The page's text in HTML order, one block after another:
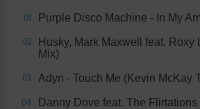
01 Purple Disco Machine - In My
02
Husky, Mark Maxwell feat.
Mix)
03 Adyn - Touch Me (Kevin McKay
04 Danny Dove feat. The